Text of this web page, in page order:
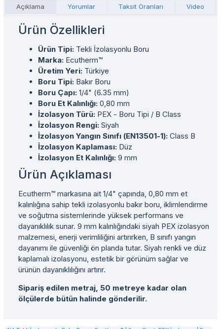
Açıklama Yorumlar Taksit Oranları Video
Ürün Özellikleri
Ürün Tipi: Tekli İzolasyonlu Boru
Marka: Ecutherm™
Üretim Yeri: Türkiye
Boru Tipi: Bakır Boru
Boru Çapı: 1/4" (6.35 mm)
Boru Et Kalınlığı: 0,80 mm
İzolasyon Türü: PEX - Boru Tipi / B Class
İzolasyon Rengi: Siyah
İzolasyon Yangın Sınıfı (EN13501-1): Class B
İzolasyon Kaplaması: Düz
İzolasyon Et Kalınlığı: 9 mm
Ürün Açıklaması
Ecutherm™ markasına ait 1/4" çapında, 0,80 mm et
kalınlığına sahip tekli izolasyonlu bakır boru, iklimlendirme
ve soğutma sistemlerinde yüksek performans ve
dayanıklılık sunar. 9 mm kalınlığındaki siyah PEX izolasyon
malzemesi, enerji verimliliğini artırırken, B sınıfı yangın
dayanımı ile güvenliği ön planda tutar. Siyah renkli ve düz
kaplamalı izolasyonu, estetik bir görünüm sağlar ve
ürünün dayanıklılığını artırır.
Sipariş edilen metraj, 50 metreye kadar olan
ölçülerde bütün halinde gönderilir.